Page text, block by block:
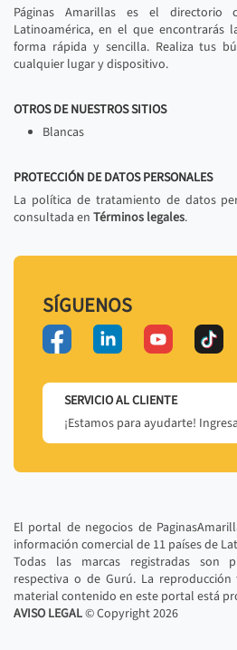
Páginas Amarillas es el directorio
Latinoamérica, en el que encontrarás
forma rápida y sencilla. Realiza tus
cualquier lugar y dispositivo.
OTROS DE NUESTROS SITIOS
Blancas
PROTECCIÓN DE DATOS PERSONALES
La política de tratamiento de datos
consultada en Términos legales.
SÍGUENOS
SERVICIO AL CLIENTE
¡Estamos para ayudarte!
El portal de negocios de
información comercial de 11 países de
Todas las marcas registradas son
respectiva o de Gurú. La
material contenido en este portal está
AVISO LEGAL© Copyright2026